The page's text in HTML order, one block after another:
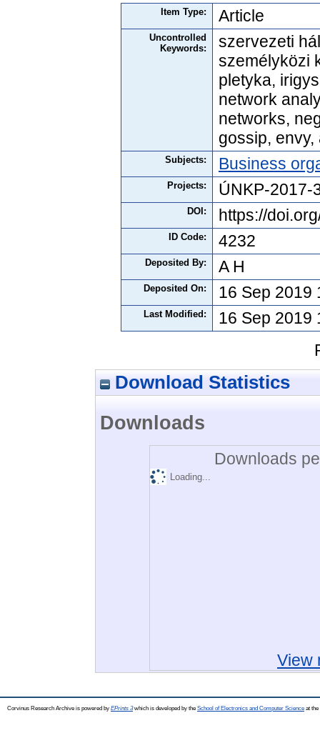
Item Type: Article
Uncontrolled
Keywords:
szervezeti
személyközi
pletyka,
network
networks,
gossip,
Subjects: Business
Projects: ÚNKP-2017-
DOI: https://
ID Code: 4232
Deposited By: A H
Deposited On: 16 Sep 2019
Last Modified:
16 Sep 2019
Download Statistics
Downloads
Downloads
Loading...
View
Corvinus Research Archive is powered by EPrints 3which is developed by the School of Electronics and Computer Science at